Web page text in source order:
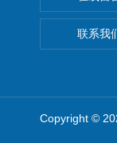
联系我
Copyright ©